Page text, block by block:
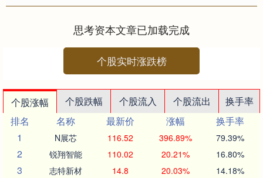
气息的空间，其实藏着滋养....
思考资本文章已加载完成
个股实时涨跌榜
个股涨幅 个股跌幅 个股流入 个股流出
换手率
排名
名称 最新价 涨幅
换手率
1
N展芯 116.52 396.89% 79.39%
2 锐翔智能 110.02 20.21% 16.80%
3 志特新材 14.8 20.03% 14.18%